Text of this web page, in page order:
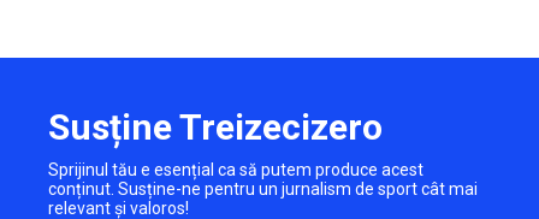
Susține Treizecizero
Sprijinul tău e esențial ca să putem produce acest
conținut. Susține-ne pentru un jurnalism de sport cât mai
relevant și valoros!